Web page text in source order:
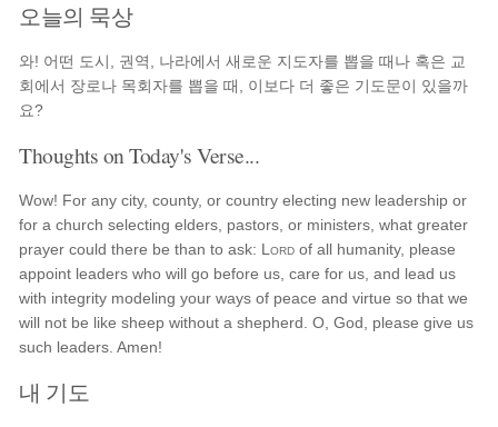
오늘의 묵상
와! 어떤 도시, 권역, 나라에서 새로운 지도자를 뽑을 때나 혹은 교
회에서 장로나 목회자를 뽑을 때, 이보다 더 좋은 기도문이 있을까
요?
Thoughts on Today's Verse...
Wow! For any city, county, or country electing new leadership or
for a church selecting elders, pastors, or ministers, what greater
prayer could there be than to ask: Lord of all humanity, please
appoint leaders who will go before us, care for us, and lead us
with integrity modeling your ways of peace and virtue so that we
will not be like sheep without a shepherd. O, God, please give us
such leaders. Amen!
내 기도